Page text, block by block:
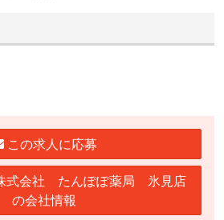
この求人に応募
式会社 たんぽぽ薬局 氷見店
の会社情報